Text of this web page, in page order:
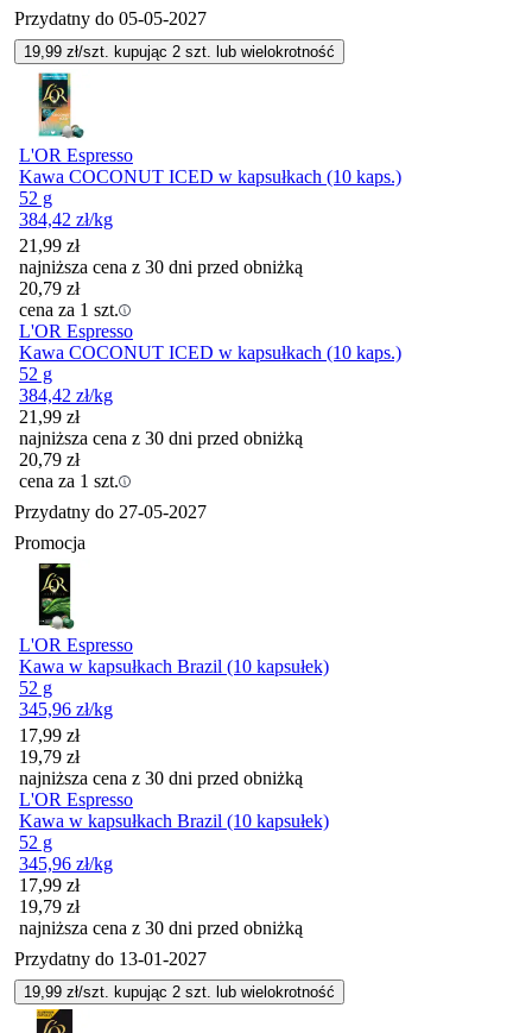
Przydatny do 05-05-2027
19,99 zł/szt. kupując 2 szt. lub wielokrotność
L'OR Espresso
Kawa COCONUT ICED w kapsułkach (10 kaps.)
52 g
384,42 zł/kg
21,99 zł
najniższa cena z 30 dni przed obniżką
20,79 zł
cena za 1 szt.
L'OR Espresso
Kawa COCONUT ICED w kapsułkach (10 kaps.)
52 g
384,42 zł/kg
21,99 zł
najniższa cena z 30 dni przed obniżką
20,79 zł
cena za 1 szt.
Przydatny do 27-05-2027
Promocja
L'OR Espresso
Kawa w kapsułkach Brazil (10 kapsułek)
52 g
345,96 zł/kg
Cena promocyjna
17,99 zł
19,79 zł
najniższa cena z 30 dni przed obniżką
L'OR Espresso
Kawa w kapsułkach Brazil (10 kapsułek)
52 g
345,96 zł/kg
Cena promocyjna
17,99 zł
19,79 zł
najniższa cena z 30 dni przed obniżką
Przydatny do 13-01-2027
19,99 zł/szt. kupując 2 szt. lub wielokrotność